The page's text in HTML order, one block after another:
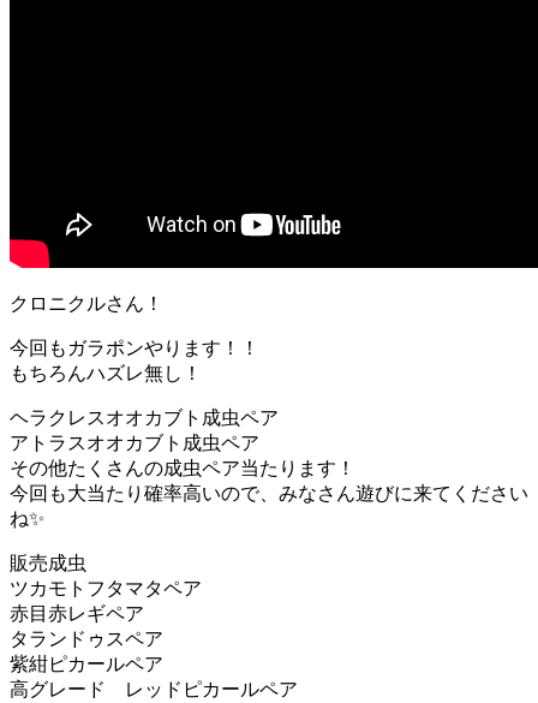
クロニクルさん！
今回もガラポンやります！！
もちろんハズレ無し！
ヘラクレスオオカブト成虫ペア
アトラスオオカブト成虫ペア
その他たくさんの成虫ペア当たります！
今回も大当たり確率高いので、みなさん遊びに来てください
ね✨
販売成虫
ツカモトフタマタペア
赤目赤レギペア
タランドゥスペア
紫紺ピカールペア
高グレード レッドピカールペア